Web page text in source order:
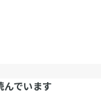
んでいます